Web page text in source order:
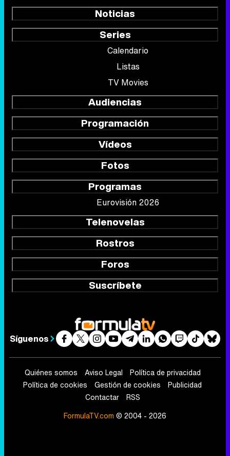
Noticias
Series
Calendario
Listas
TV Movies
Audiencias
Programación
Vídeos
Fotos
Programas
Eurovisión 2026
Telenovelas
Rostros
Foros
Suscríbete
Síguenos
Quiénes somos Aviso Legal
Política de privacidad
Política de cookies
Gestión de cookies
Publicidad
Contactar
RSS
FormulaTV.com © 2004 - 2026